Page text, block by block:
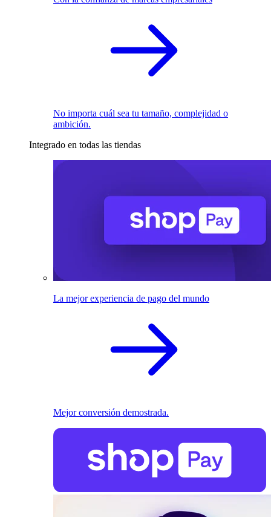
No importa cuál sea tu tamaño, complejidad o
ambición.
Integrado en todas las tiendas
La mejor experiencia de pago del mundo
Mejor conversión demostrada.